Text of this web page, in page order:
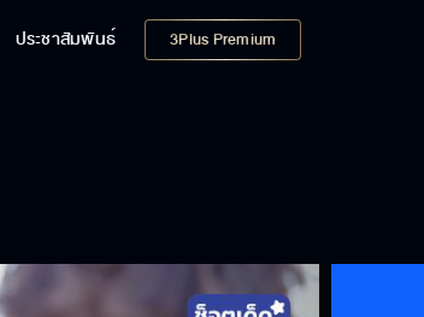
ประชาสัมพันธ์ 3Plus Premium